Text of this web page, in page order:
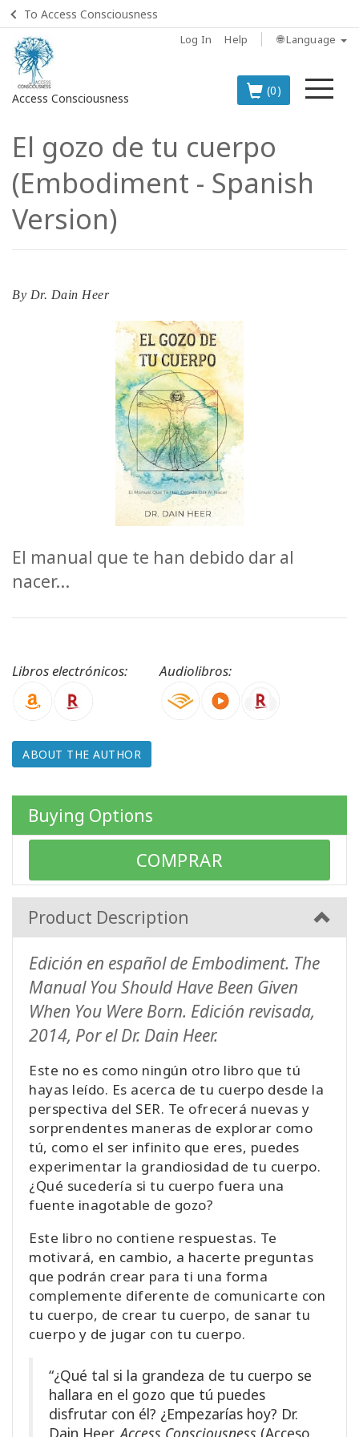
To Access Consciousness
Log In Help 🌐 Language
Access Consciousness
(0)
Sign
in
to
Your
Account
BOOKS
CLASSES
Topics
View
By
Language
CONTACT
El gozo de tu cuerpo
(Embodiment - Spanish
Version)
By Dr. Dain Heer
El manual que te han debido dar al
nacer...
Libros electrónicos: Audiolibros:
ABOUT THE AUTHOR
Buying Options
COMPRAR
Product Description
Edición en español de Embodiment. The
Manual You Should Have Been Given
When You Were Born. Edición revisada,
2014, Por el Dr. Dain Heer.
Este no es como ningún otro libro que tú
hayas leído. Es acerca de tu cuerpo desde la
perspectiva del SER. Te ofrecerá nuevas y
sorprendentes maneras de explorar como
tú, como el ser infinito que eres, puedes
experimentar la grandiosidad de tu cuerpo.
¿Qué sucedería si tu cuerpo fuera una
fuente inagotable de gozo?
Este libro no contiene respuestas. Te
motivará, en cambio, a hacerte preguntas
que podrán crear para ti una forma
complemente diferente de comunicarte con
tu cuerpo, de crear tu cuerpo, de sanar tu
cuerpo y de jugar con tu cuerpo.
“¿Qué tal si la grandeza de tu cuerpo se
hallara en el gozo que tú puedes
disfrutar con él? ¿Empezarías hoy? Dr.